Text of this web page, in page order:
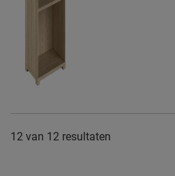
12 van 12 resultaten